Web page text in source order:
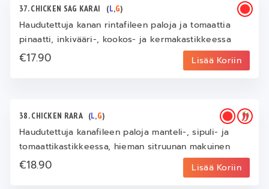
37. CHICKEN SAG KARAI (L,G)
Haudutettuja kanan rintafileen paloja ja tomaattia
pinaatti, inkivääri-, kookos- ja kermakastikkeessa
€17.90 Lisää Koriin
38. CHICKEN RARA (L,G)
Haudutettuja kanafileen paloja manteli-, sipuli- ja
tomaattikastikkeessa, hieman sitruunan makuinen
€18.90 Lisää Koriin